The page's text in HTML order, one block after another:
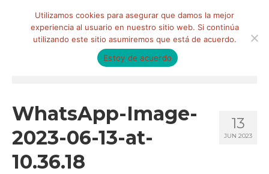
QUIÉNES SOMOS 13
JUN 2023
WhatsApp-Image-
2023-06-13-at-
10.36.18
Utilizamos cookies para asegurar que damos la mejor
experiencia al usuario en nuestro sitio web. Si continúa
utilizando este sitio asumiremos que está de acuerdo.
Estoy de acuerdo